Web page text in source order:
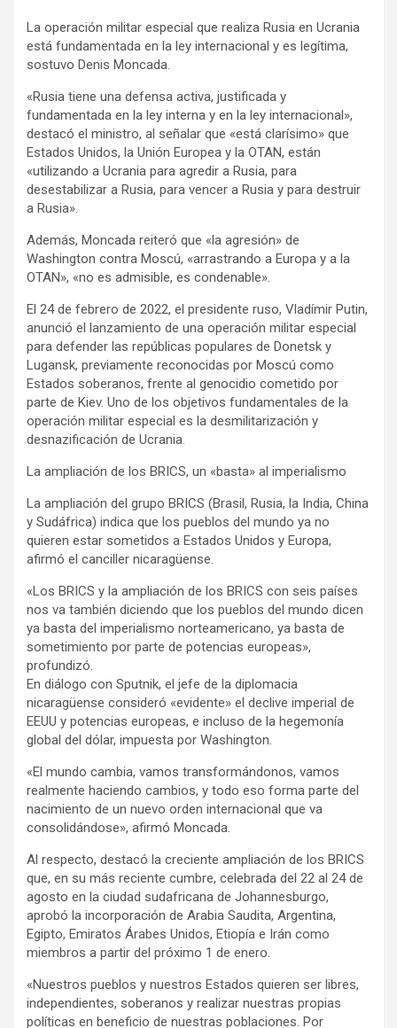
La operación militar especial que realiza Rusia en Ucrania
está fundamentada en la ley internacional y es legítima,
sostuvo Denis Moncada.
«Rusia tiene una defensa activa, justificada y
fundamentada en la ley interna y en la ley internacional»,
destacó el ministro, al señalar que «está clarísimo» que
Estados Unidos, la Unión Europea y la OTAN, están
«utilizando a Ucrania para agredir a Rusia, para
desestabilizar a Rusia, para vencer a Rusia y para destruir
a Rusia».
Además, Moncada reiteró que «la agresión» de
Washington contra Moscú, «arrastrando a Europa y a la
OTAN», «no es admisible, es condenable».
El 24 de febrero de 2022, el presidente ruso, Vladímir Putin,
anunció el lanzamiento de una operación militar especial
para defender las repúblicas populares de Donetsk y
Lugansk, previamente reconocidas por Moscú como
Estados soberanos, frente al genocidio cometido por
parte de Kiev. Uno de los objetivos fundamentales de la
operación militar especial es la desmilitarización y
desnazificación de Ucrania.
La ampliación de los BRICS, un «basta» al imperialismo
La ampliación del grupo BRICS (Brasil, Rusia, la India, China
y Sudáfrica) indica que los pueblos del mundo ya no
quieren estar sometidos a Estados Unidos y Europa,
afirmó el canciller nicaragüense.
«Los BRICS y la ampliación de los BRICS con seis países
nos va también diciendo que los pueblos del mundo dicen
ya basta del imperialismo norteamericano, ya basta de
sometimiento por parte de potencias europeas»,
profundizó.
En diálogo con Sputnik, el jefe de la diplomacia
nicaragüense consideró «evidente» el declive imperial de
EEUU y potencias europeas, e incluso de la hegemonía
global del dólar, impuesta por Washington.
«El mundo cambia, vamos transformándonos, vamos
realmente haciendo cambios, y todo eso forma parte del
nacimiento de un nuevo orden internacional que va
consolidándose», afirmó Moncada.
Al respecto, destacó la creciente ampliación de los BRICS
que, en su más reciente cumbre, celebrada del 22 al 24 de
agosto en la ciudad sudafricana de Johannesburgo,
aprobó la incorporación de Arabia Saudita, Argentina,
Egipto, Emiratos Árabes Unidos, Etiopía e Irán como
miembros a partir del próximo 1 de enero.
«Nuestros pueblos y nuestros Estados quieren ser libres,
independientes, soberanos y realizar nuestras propias
políticas en beneficio de nuestras poblaciones. Por